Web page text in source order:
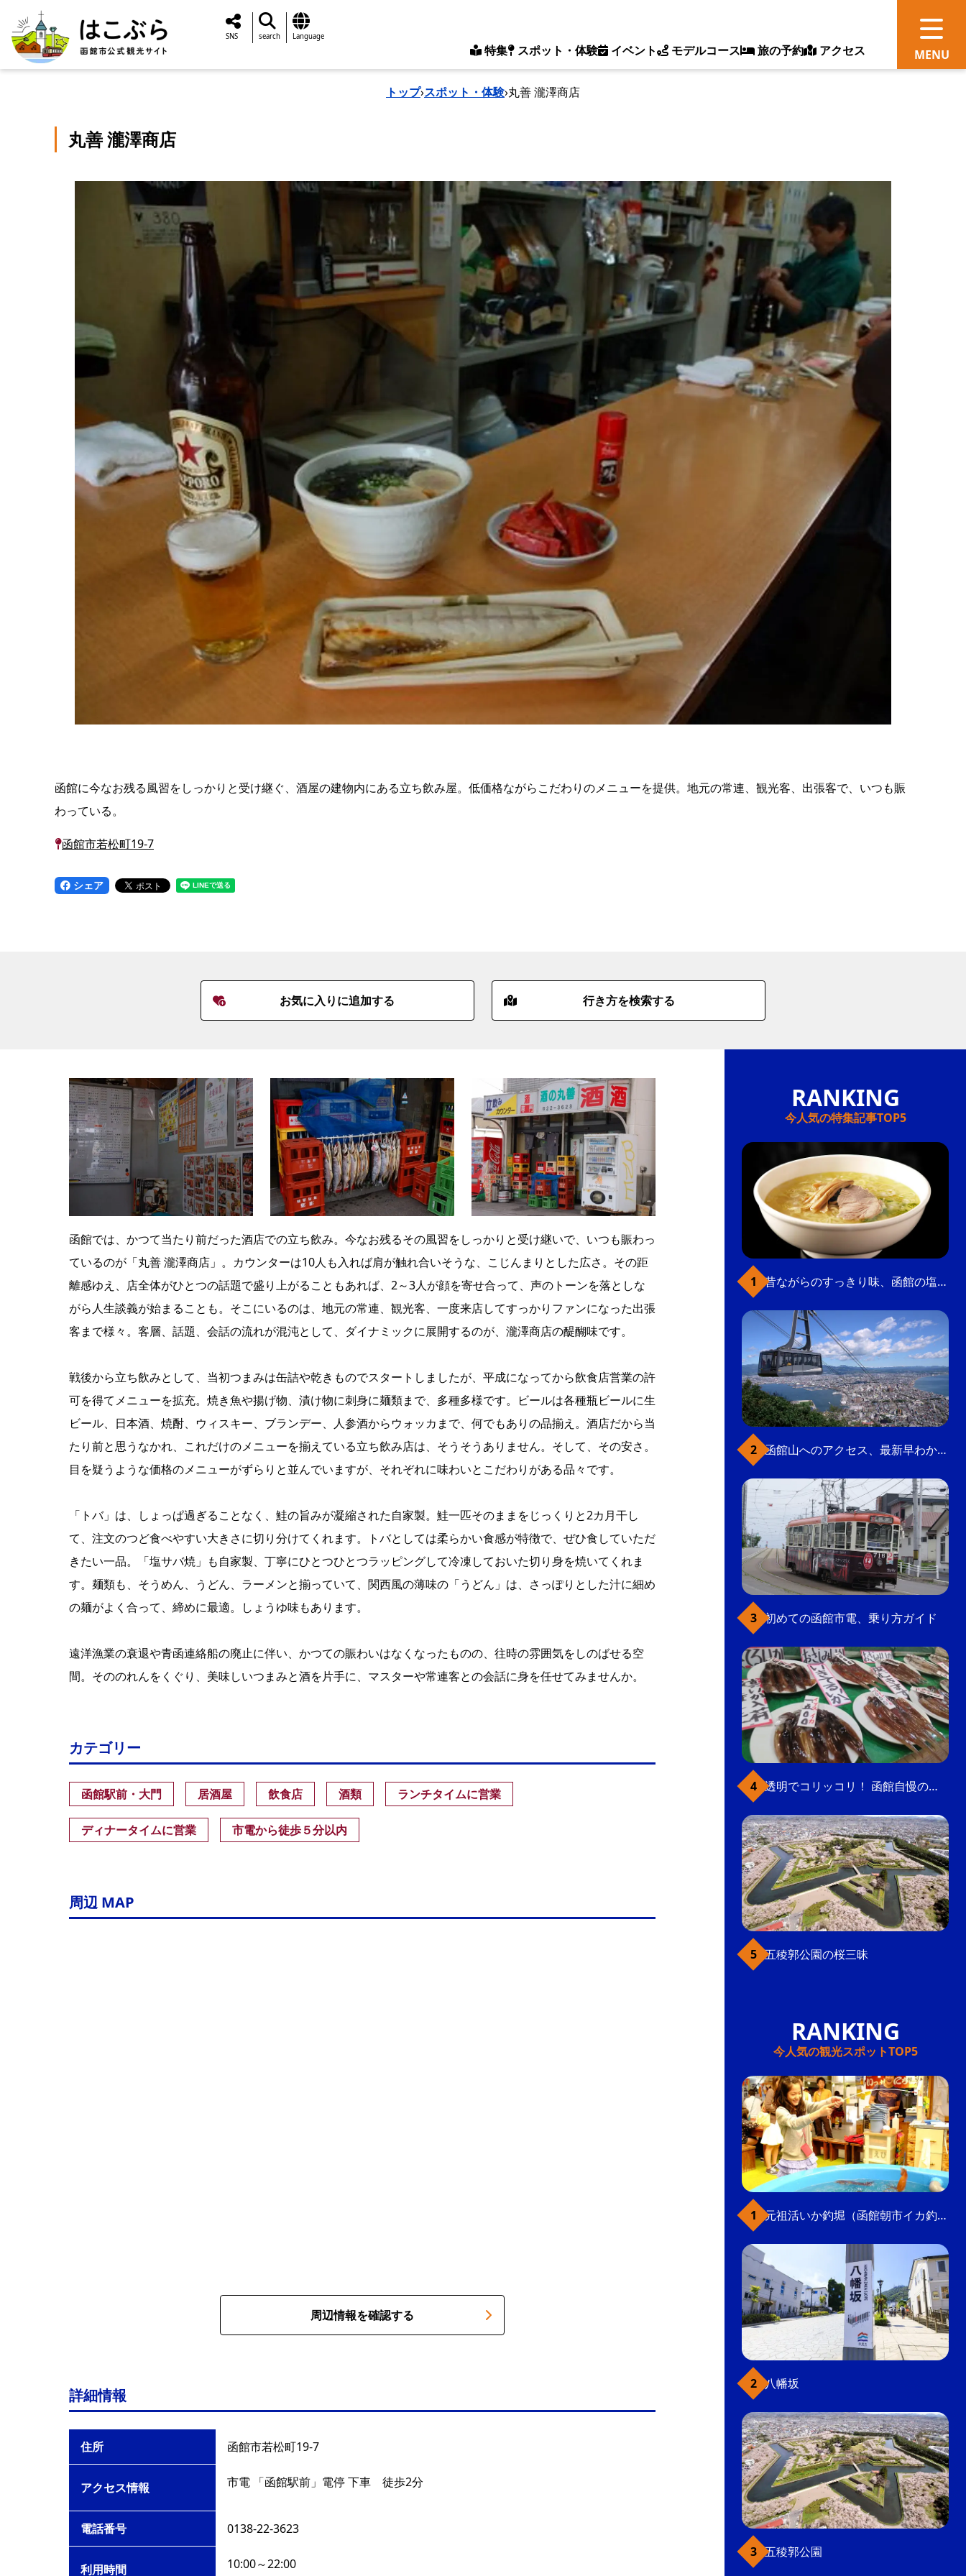
特集 スポット・体験 イベント モデルコース 旅の予約 アクセス
SNS search Language
トップ›スポット・体験›丸善 瀧澤商店
丸善 瀧澤商店
函館に今なお残る風習をしっかりと受け継ぐ、酒屋の建物内にある立ち飲み屋。低価格ながらこだわりのメニューを提供。地元の常連、観光客、出張客で、いつも賑
わっている。
函館市若松町19-7
シェア
お気に入りに追加する 行き方を検索する
函館では、かつて当たり前だった酒店での立ち飲み。今なお残るその風習をしっかりと受け継いで、いつも賑わっ
ているのが「丸善 瀧澤商店」。カウンターは10人も入れば肩が触れ合いそうな、こじんまりとした広さ。その距
離感ゆえ、店全体がひとつの話題で盛り上がることもあれば、2～3人が顔を寄せ合って、声のトーンを落としな
がら人生談義が始まることも。そこにいるのは、地元の常連、観光客、一度来店してすっかりファンになった出張
客まで様々。客層、話題、会話の流れが混沌として、ダイナミックに展開するのが、瀧澤商店の醍醐味です。
戦後から立ち飲みとして、当初つまみは缶詰や乾きものでスタートしましたが、平成になってから飲食店営業の許
可を得てメニューを拡充。焼き魚や揚げ物、漬け物に刺身に麺類まで、多種多様です。ビールは各種瓶ビールに生
ビール、日本酒、焼酎、ウィスキー、ブランデー、人参酒からウォッカまで、何でもありの品揃え。酒店だから当
たり前と思うなかれ、これだけのメニューを揃えている立ち飲み店は、そうそうありません。そして、その安さ。
目を疑うような価格のメニューがずらりと並んでいますが、それぞれに味わいとこだわりがある品々です。
「トバ」は、しょっぱ過ぎることなく、鮭の旨みが凝縮された自家製。鮭一匹そのままをじっくりと2カ月干し
て、注文のつど食べやすい大きさに切り分けてくれます。トバとしては柔らかい食感が特徴で、ぜひ食していただ
きたい一品。「塩サバ焼」も自家製、丁寧にひとつひとつラッピングして冷凍しておいた切り身を焼いてくれま
す。麺類も、そうめん、うどん、ラーメンと揃っていて、関西風の薄味の「うどん」は、さっぽりとした汁に細め
の麺がよく合って、締めに最適。しょうゆ味もあります。
遠洋漁業の衰退や青函連絡船の廃止に伴い、かつての賑わいはなくなったものの、往時の雰囲気をしのばせる空
間。そののれんをくぐり、美味しいつまみと酒を片手に、マスターや常連客との会話に身を任せてみませんか。
カテゴリー
函館駅前・大門 居酒屋 飲食店 酒類 ランチタイムに営業
ディナータイムに営業 市電から徒歩５分以内
周辺 MAP
周辺情報を確認する
詳細情報
住所 函館市若松町19-7
アクセス情報 市電 「函館駅前」電停 下車 徒歩2分
電話番号 0138-22-3623
利用時間 10:00～22:00
今人気の特集記事TOP5
昔ながらのすっきり味、函館の塩ラーメン
函館山へのアクセス、最新早わかりガイド
初めての函館市電、乗り方ガイド
透明でコリッコリ！ 函館自慢のいかをどうぞ
五稜郭公園の桜三昧
今人気の観光スポットTOP5
元祖活いか釣堀（函館朝市イカ釣り体験）
八幡坂
五稜郭公園